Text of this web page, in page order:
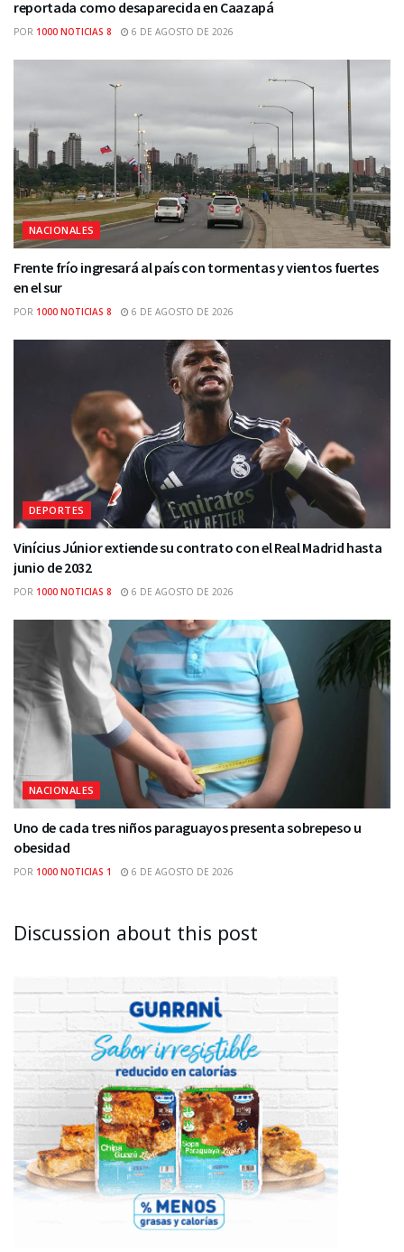
reportada como desaparecida en Caazapá
POR 1000 NOTICIAS 8 6 DE AGOSTO DE 2026
NACIONALES
Frente frío ingresará al país con tormentas y vientos fuertes
en el sur
POR 1000 NOTICIAS 8 6 DE AGOSTO DE 2026
DEPORTES
Vinícius Júnior extiende su contrato con el Real Madrid hasta
junio de 2032
POR 1000 NOTICIAS 8 6 DE AGOSTO DE 2026
NACIONALES
Uno de cada tres niños paraguayos presenta sobrepeso u
obesidad
POR 1000 NOTICIAS 1 6 DE AGOSTO DE 2026
Discussion about this post